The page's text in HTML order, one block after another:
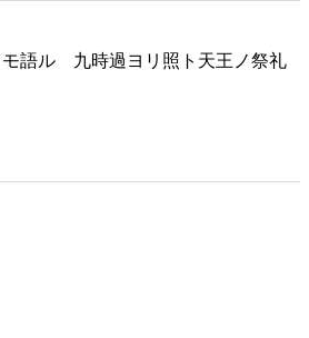
語ル 九時過ヨリ照ト天王ノ祭礼